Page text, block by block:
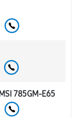
785GM-E65